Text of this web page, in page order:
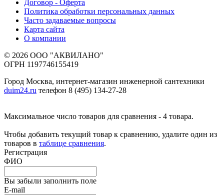
Договор - Оферта
Политика обработки персональных данных
Часто задаваемые вопросы
Карта сайта
О компании
© 2026 ООО "АКВИЛАНО"
ОГРН 1197746155419
Город Москва, интернет-магазин инженерной сантехники
duim24.ru телефон 8 (495) 134-27-28
Максимальное число товаров для сравнения - 4 товара.
Чтобы добавить текущий товар к сравнению, удалите один из
товаров в таблице сравнения.
Регистрация
ФИО
Вы забыли заполнить поле
E-mail